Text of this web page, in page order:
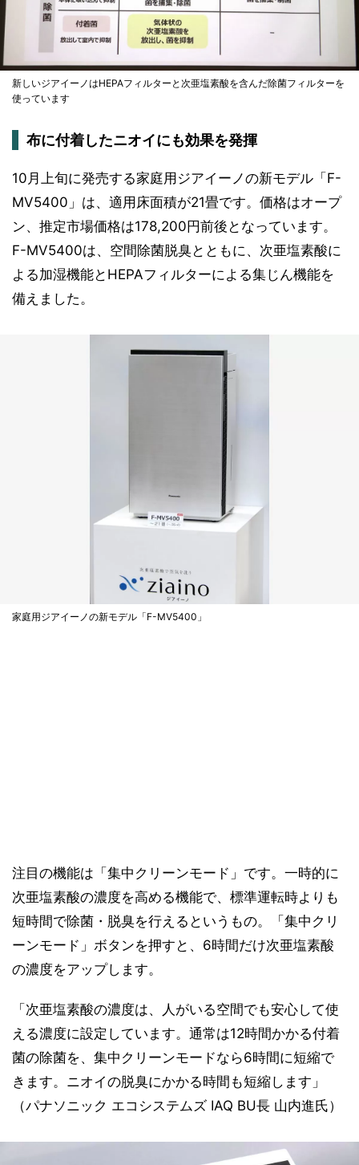
新しいジアイーノはHEPAフィルターと次亜塩素酸を含んだ除菌フィルターを
使っています
布に付着したニオイにも効果を発揮
10月上旬に発売する家庭用ジアイーノの新モデル「F-
MV5400」は、適用床面積が21畳です。価格はオープ
ン、推定市場価格は178,200円前後となっています。
F-MV5400は、空間除菌脱臭とともに、次亜塩素酸に
よる加湿機能とHEPAフィルターによる集じん機能を
備えました。
家庭用ジアイーノの新モデル「F-MV5400」
注目の機能は「集中クリーンモード」です。一時的に
次亜塩素酸の濃度を高める機能で、標準運転時よりも
短時間で除菌・脱臭を行えるというもの。「集中クリ
ーンモード」ボタンを押すと、6時間だけ次亜塩素酸
の濃度をアップします。
「次亜塩素酸の濃度は、人がいる空間でも安心して使
える濃度に設定しています。通常は12時間かかる付着
菌の除菌を、集中クリーンモードなら6時間に短縮で
きます。ニオイの脱臭にかかる時間も短縮します」
（パナソニック エコシステムズ IAQ BU長 山内進氏）